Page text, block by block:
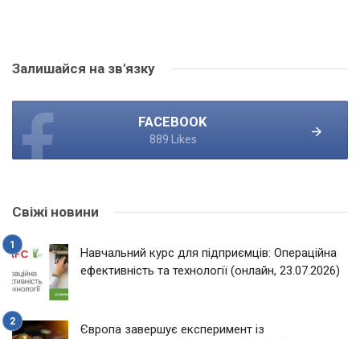
Залишайся на зв'язку
FACEBOOK
889 Likes
Свіжі новини
Навчальний курс для підприємців: Операційна
ефективність та технології (онлайн, 23.07.2026)
Європа завершує експеримент із